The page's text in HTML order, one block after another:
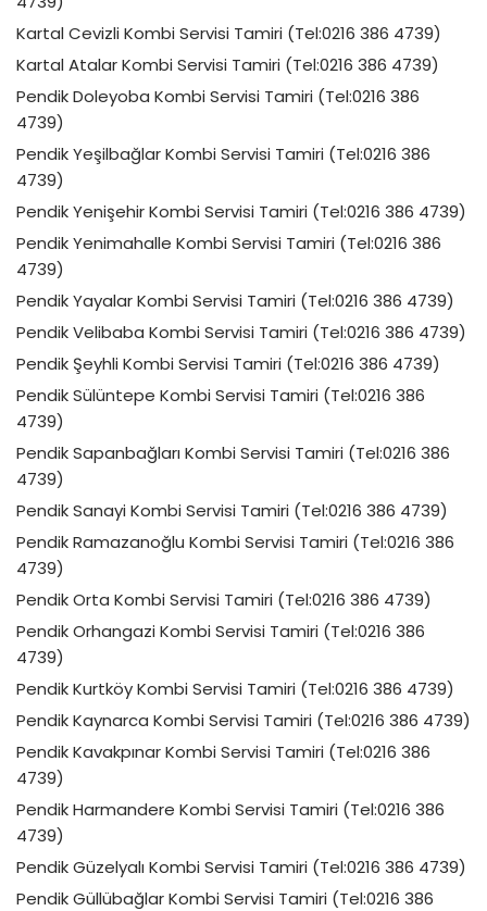
Kartal Cevizli Kombi Servisi Tamiri (Tel:0216 386 4739)
Kartal Atalar Kombi Servisi Tamiri (Tel:0216 386 4739)
Pendik Doleyoba Kombi Servisi Tamiri (Tel:0216 386
4739)
Pendik Yeşilbağlar Kombi Servisi Tamiri (Tel:0216 386
4739)
Pendik Yenişehir Kombi Servisi Tamiri (Tel:0216 386 4739)
Pendik Yenimahalle Kombi Servisi Tamiri (Tel:0216 386
4739)
Pendik Yayalar Kombi Servisi Tamiri (Tel:0216 386 4739)
Pendik Velibaba Kombi Servisi Tamiri (Tel:0216 386 4739)
Pendik Şeyhli Kombi Servisi Tamiri (Tel:0216 386 4739)
Pendik Sülüntepe Kombi Servisi Tamiri (Tel:0216 386
4739)
Pendik Sapanbağları Kombi Servisi Tamiri (Tel:0216 386
4739)
Pendik Sanayi Kombi Servisi Tamiri (Tel:0216 386 4739)
Pendik Ramazanoğlu Kombi Servisi Tamiri (Tel:0216 386
4739)
Pendik Orta Kombi Servisi Tamiri (Tel:0216 386 4739)
Pendik Orhangazi Kombi Servisi Tamiri (Tel:0216 386
4739)
Pendik Kurtköy Kombi Servisi Tamiri (Tel:0216 386 4739)
Pendik Kaynarca Kombi Servisi Tamiri (Tel:0216 386 4739)
Pendik Kavakpınar Kombi Servisi Tamiri (Tel:0216 386
4739)
Pendik Harmandere Kombi Servisi Tamiri (Tel:0216 386
4739)
Pendik Güzelyalı Kombi Servisi Tamiri (Tel:0216 386 4739)
Pendik Güllübağlar Kombi Servisi Tamiri (Tel:0216 386